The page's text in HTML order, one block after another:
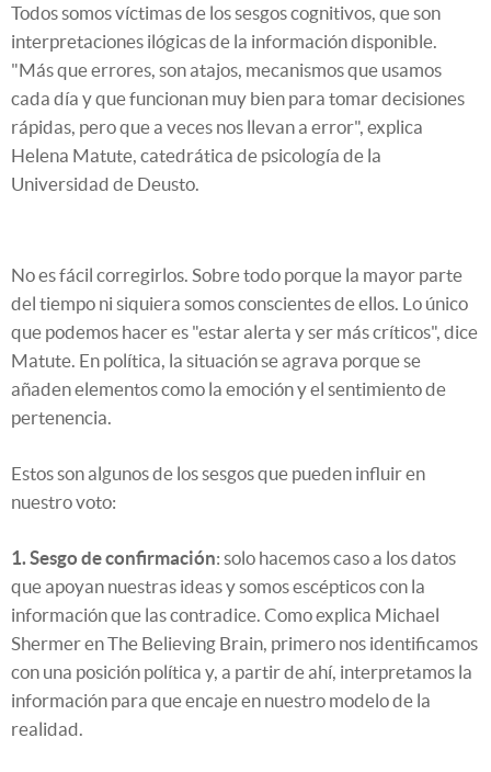
Todos somos víctimas de los sesgos cognitivos, que son
interpretaciones ilógicas de la información disponible.
"Más que errores, son atajos, mecanismos que usamos
cada día y que funcionan muy bien para tomar decisiones
rápidas, pero que a veces nos llevan a error", explica
Helena Matute, catedrática de psicología de la
Universidad de Deusto.
No es fácil corregirlos. Sobre todo porque la mayor parte
del tiempo ni siquiera somos conscientes de ellos. Lo único
que podemos hacer es "estar alerta y ser más críticos", dice
Matute. En política, la situación se agrava porque se
añaden elementos como la emoción y el sentimiento de
pertenencia.
Estos son algunos de los sesgos que pueden influir en
nuestro voto:
1. Sesgo de confirmación: solo hacemos caso a los datos
que apoyan nuestras ideas y somos escépticos con la
información que las contradice. Como explica Michael
Shermer en The Believing Brain, primero nos identificamos
con una posición política y, a partir de ahí, interpretamos la
información para que encaje en nuestro modelo de la
realidad.